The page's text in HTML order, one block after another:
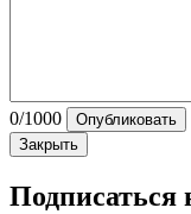
0/1000
Опубликовать
Закрыть